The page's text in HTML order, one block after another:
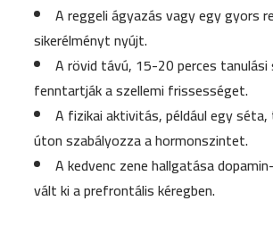
A reggeli ágyazás vagy egy gyors
sikerélményt nyújt.
A rövid távú, 15-20 perces tanulási
fenntartják a szellemi frissességet.
A fizikai aktivitás, például egy
úton szabályozza a hormonszintet.
A kedvenc zene hallgatása
vált ki a prefrontális kéregben.